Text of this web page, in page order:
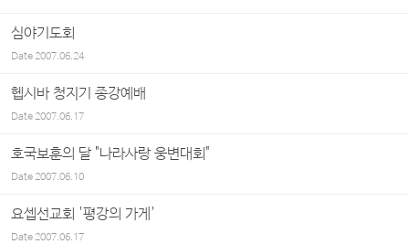
심야기도회
Date2007.06.24
헵시바 청지기 종강예배
Date2007.06.17
호국보훈의 달 "나라사랑 웅변대회"
Date2007.06.10
요셉선교회 '평강의 가게'
Date2007.06.17